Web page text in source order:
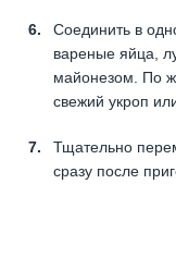
Соединить в
вареные яйца,
майонезом. По
свежий укроп
Тщательно
сразу после